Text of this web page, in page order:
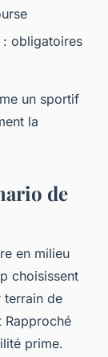
: obligatoires
un sportif
la
de
en milieu
choisissent
terrain de
Rapproché
prime.